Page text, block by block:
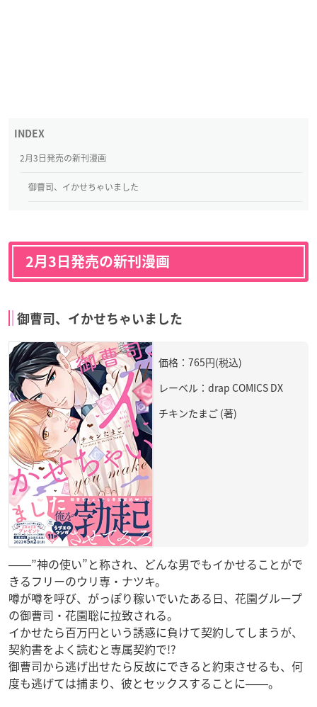
2月3日発売の新刊漫画
御曹司、イかせちゃいました
2月3日発売の新刊漫画
御曹司、イかせちゃいました
価格：765円(税込)
レーベル：drap COMICS DX
チキンたまご (著)
――”神の使い”と称され、どんな男でもイかせることがで
きるフリーのウリ専・ナツキ。
噂が噂を呼び、がっぽり稼いでいたある日、花園グループ
の御曹司・花園聡に拉致される。
イかせたら百万円という誘惑に負けて契約してしまうが、
契約書をよく読むと専属契約で!?
御曹司から逃げ出せたら反故にできると約束させるも、何
度も逃げては捕まり、彼とセックスすることに――。